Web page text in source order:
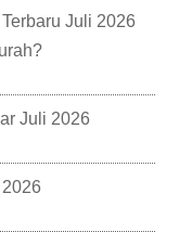
Juli 2026
Juli 2026